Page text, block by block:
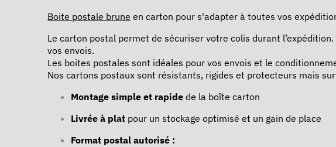
Boite postale brune en carton pour s'adapter à toutes vos
Le carton postal permet de sécuriser votre colis durant
vos envois.
Les boites postales sont idéales pour vos envois et le
Nos cartons postaux sont résistants, rigides et protecteurs mais
Montage simple et rapide de la boîte carton
Livrée à plat pour un stockage optimisé et un gain de place
Format postal autorisé :